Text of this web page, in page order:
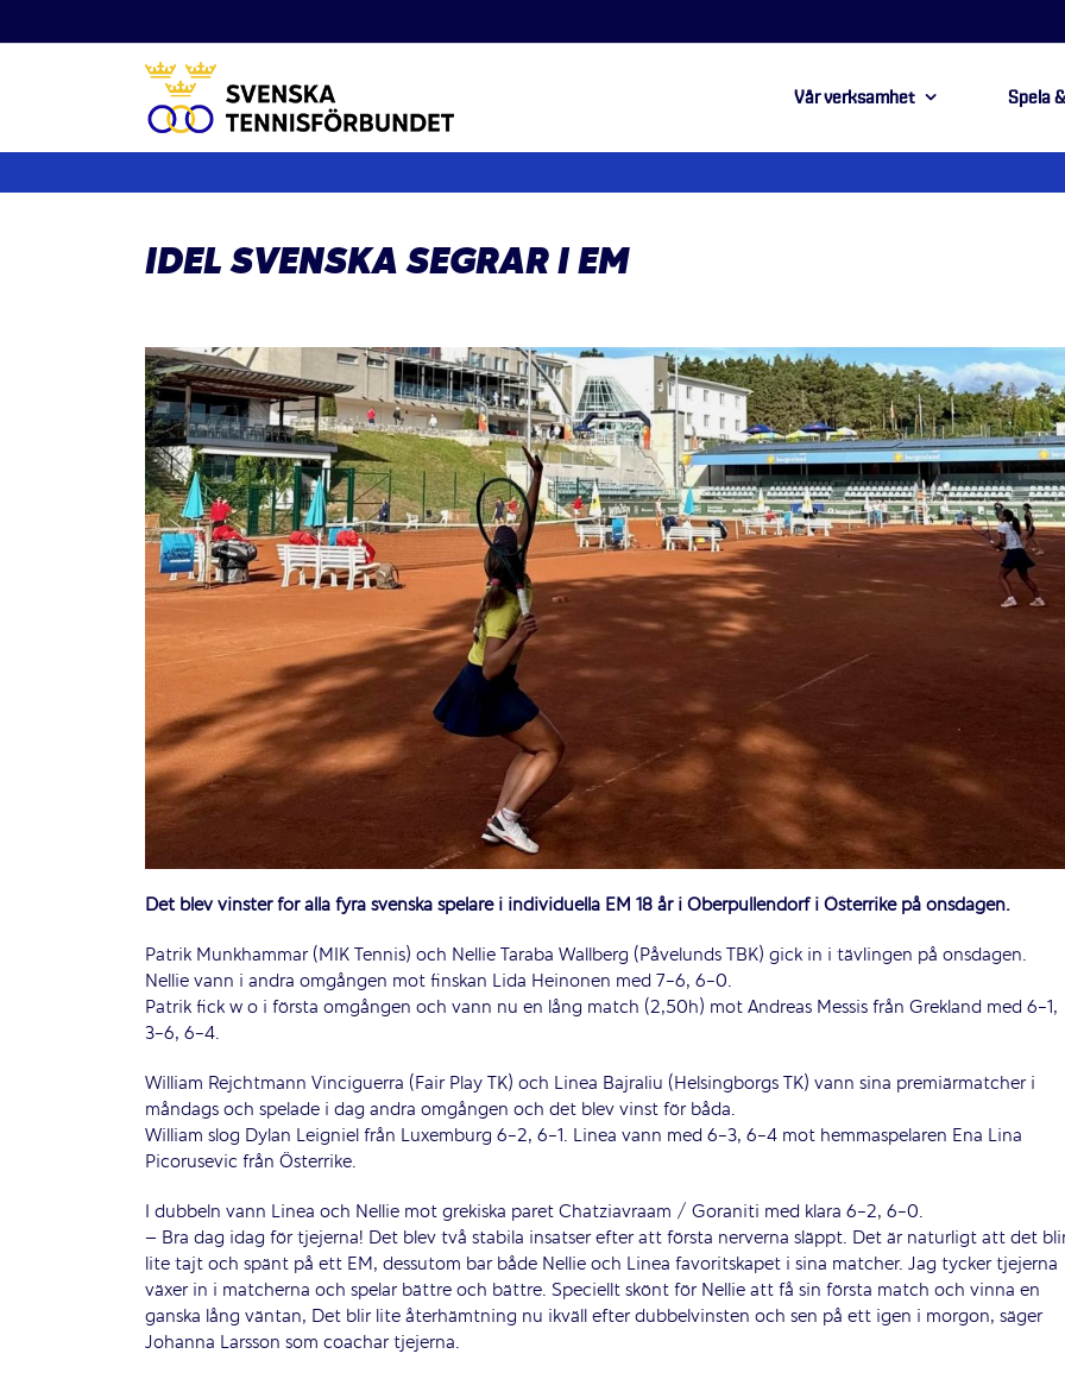
till
Vår verksamhet Spela
IDEL SVENSKA SEGRAR I EM
Det blev vinster för alla fyra svenska spelare i individuella EM 18 år i Oberpullendorf i Österrike på onsdagen.
Patrik Munkhammar (MIK Tennis) och Nellie Taraba Wallberg (Påvelunds TBK) gick in i tävlingen på onsdagen.
Nellie vann i andra omgången mot finskan Lida Heinonen med 7-6, 6-0.
Patrik fick w o i första omgången och vann nu en lång match (2,50h) mot Andreas Messis från Grekland med 6-1,
3-6, 6-4.
William Rejchtmann Vinciguerra (Fair Play TK) och Linea Bajraliu (Helsingborgs TK) vann sina premiärmatcher i
måndags och spelade i dag andra omgången och det blev vinst för båda.
William slog Dylan Leigniel från Luxemburg 6-2, 6-1. Linea vann med 6-3, 6-4 mot hemmaspelaren Ena Lina
Picorusevic från Österrike.
I dubbeln vann Linea och Nellie mot grekiska paret Chatziavraam / Goraniti med klara 6-2, 6-0.
– Bra dag idag för tjejerna! Det blev två stabila insatser efter att första nerverna släppt. Det är naturligt att det
lite tajt och spänt på ett EM, dessutom bar både Nellie och Linea favoritskapet i sina matcher. Jag tycker tjejerna
växer in i matcherna och spelar bättre och bättre. Speciellt skönt för Nellie att få sin första match och vinna en
ganska lång väntan, Det blir lite återhämtning nu ikväll efter dubbelvinsten och sen på ett igen i morgon, säger
Johanna Larsson som coachar tjejerna.